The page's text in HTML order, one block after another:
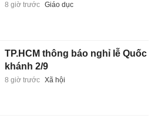
8 giờ trước Giáo dục
TP.HCM thông báo nghỉ lễ Quốc
khánh 2/9
8 giờ trước Xã hội